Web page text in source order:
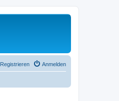
Anmelden
Registrieren